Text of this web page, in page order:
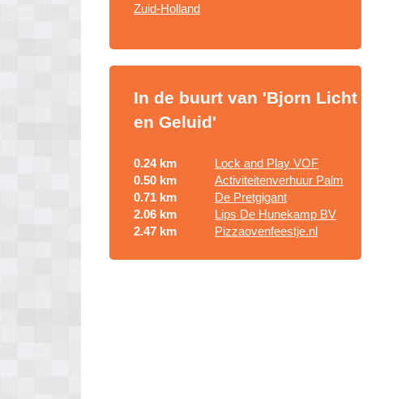
Zuid-Holland
In de buurt van 'Bjorn Licht
en Geluid'
0.24 km
Lock and Play VOF
0.50 km
Activiteitenverhuur Palm
0.71 km
De Pretgigant
2.06 km
Lips De Hunekamp BV
2.47 km
Pizzaovenfeestje.nl